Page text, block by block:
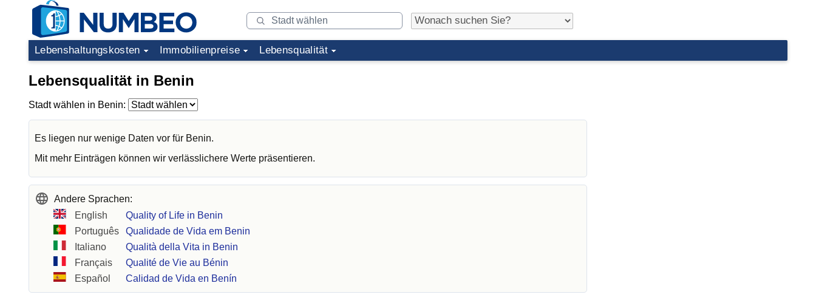
Lebenshaltungskosten Immobilienpreise Lebensqualität
Lebensqualität in Benin
Stadt wählen in Benin:
Es liegen nur wenige Daten vor für Benin.
Mit mehr Einträgen können wir verlässlichere Werte präsentieren.
Andere Sprachen:
English
Quality of Life in Benin
Português
Qualidade de Vida em Benin
Italiano
Qualità della Vita in Benin
Français
Qualité de Vie au Bénin
Español
Calidad de Vida en Benín